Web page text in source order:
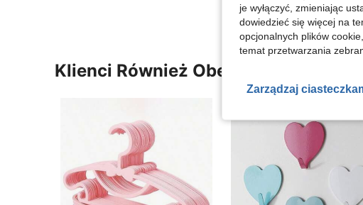
Klienci Również Obejrzeli
je wyłączyć, zmieniając
dowiedzieć się więcej na
opcjonalnych plików
temat przetwarzania
Zarządzaj